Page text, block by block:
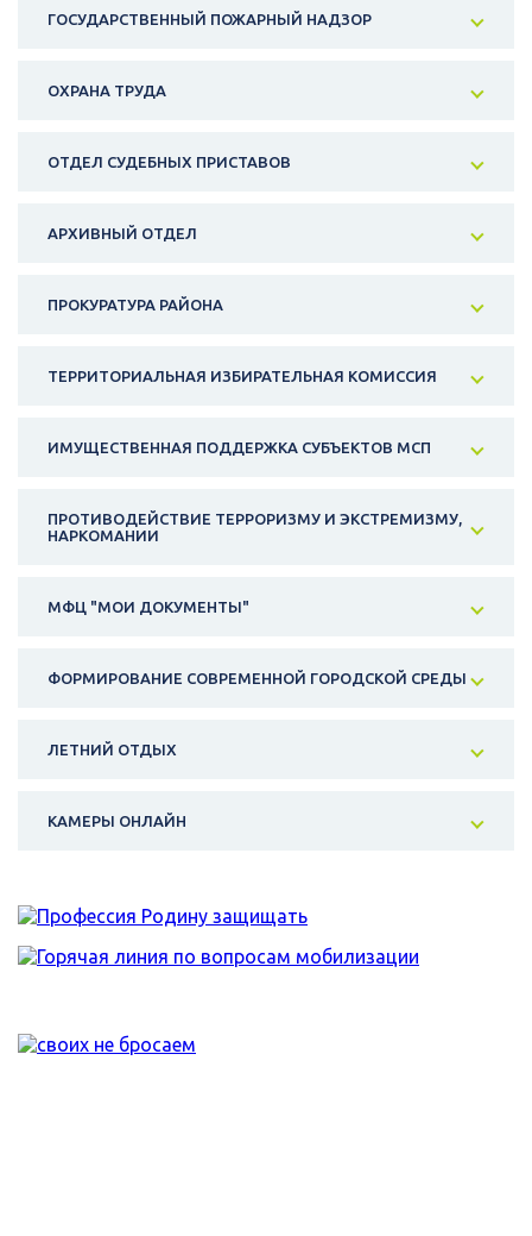
ГОСУДАРСТВЕННЫЙ ПОЖАРНЫЙ НАДЗОР
ОХРАНА ТРУДА
ОТДЕЛ СУДЕБНЫХ ПРИСТАВОВ
АРХИВНЫЙ ОТДЕЛ
ПРОКУРАТУРА РАЙОНА
ТЕРРИТОРИАЛЬНАЯ ИЗБИРАТЕЛЬНАЯ КОМИССИЯ
ИМУЩЕСТВЕННАЯ ПОДДЕРЖКА СУБЪЕКТОВ МСП
ПРОТИВОДЕЙСТВИЕ ТЕРРОРИЗМУ И ЭКСТРЕМИЗМУ,
НАРКОМАНИИ
МФЦ "МОИ ДОКУМЕНТЫ"
ФОРМИРОВАНИЕ СОВРЕМЕННОЙ ГОРОДСКОЙ СРЕДЫ
ЛЕТНИЙ ОТДЫХ
КАМЕРЫ ОНЛАЙН